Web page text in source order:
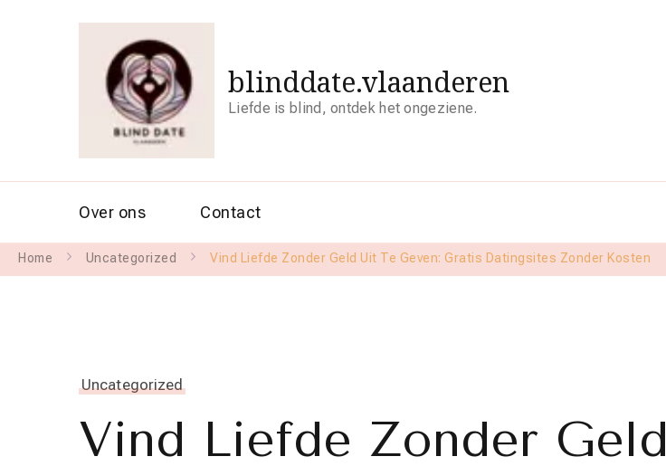
blinddate.vlaanderen
Liefde is blind, ontdek het ongeziene.
Over ons Contact
Home Uncategorized Vind Liefde Zonder Geld Uit Te Geven: Gratis Datingsites Zonder Kosten
Uncategorized
Vind Liefde Zonder Geld